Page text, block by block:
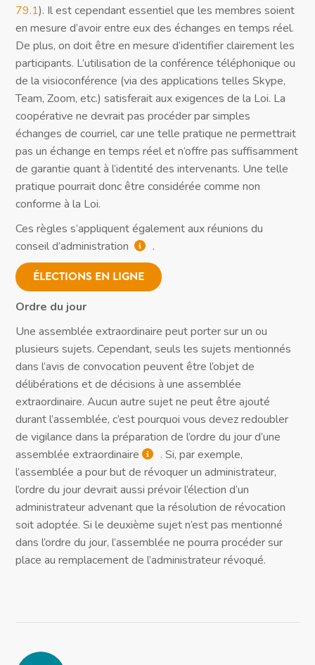
79.1). Il est cependant essentiel que les membres soient
en mesure d’avoir entre eux des échanges en temps réel.
De plus, on doit être en mesure d’identifier clairement les
participants. L’utilisation de la conférence téléphonique ou
de la visioconférence (via des applications telles Skype,
Team, Zoom, etc.) satisferait aux exigences de la Loi. La
coopérative ne devrait pas procéder par simples
échanges de courriel, car une telle pratique ne permettrait
pas un échange en temps réel et n’offre pas suffisamment
de garantie quant à l’identité des intervenants. Une telle
pratique pourrait donc être considérée comme non
conforme à la Loi.
Ces règles s’appliquent également aux réunions du
conseil d’administration
.
ÉLECTIONS EN LIGNE
Ordre du jour
Une assemblée extraordinaire peut porter sur un ou
plusieurs sujets. Cependant, seuls les sujets mentionnés
dans l’avis de convocation peuvent être l’objet de
délibérations et de décisions à une assemblée
extraordinaire. Aucun autre sujet ne peut être ajouté
durant l’assemblée, c’est pourquoi vous devez redoubler
de vigilance dans la préparation de l’ordre du jour d’une
assemblée extraordinaire
. Si, par exemple,
l’assemblée a pour but de révoquer un administrateur,
l’ordre du jour devrait aussi prévoir l’élection d’un
administrateur advenant que la résolution de révocation
soit adoptée. Si le deuxième sujet n’est pas mentionné
dans l’ordre du jour, l’assemblée ne pourra procéder sur
place au remplacement de l’administrateur révoqué.